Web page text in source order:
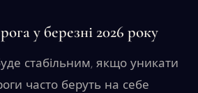
у березні 2026 року
стабільним, якщо уникати
часто беруть на себе